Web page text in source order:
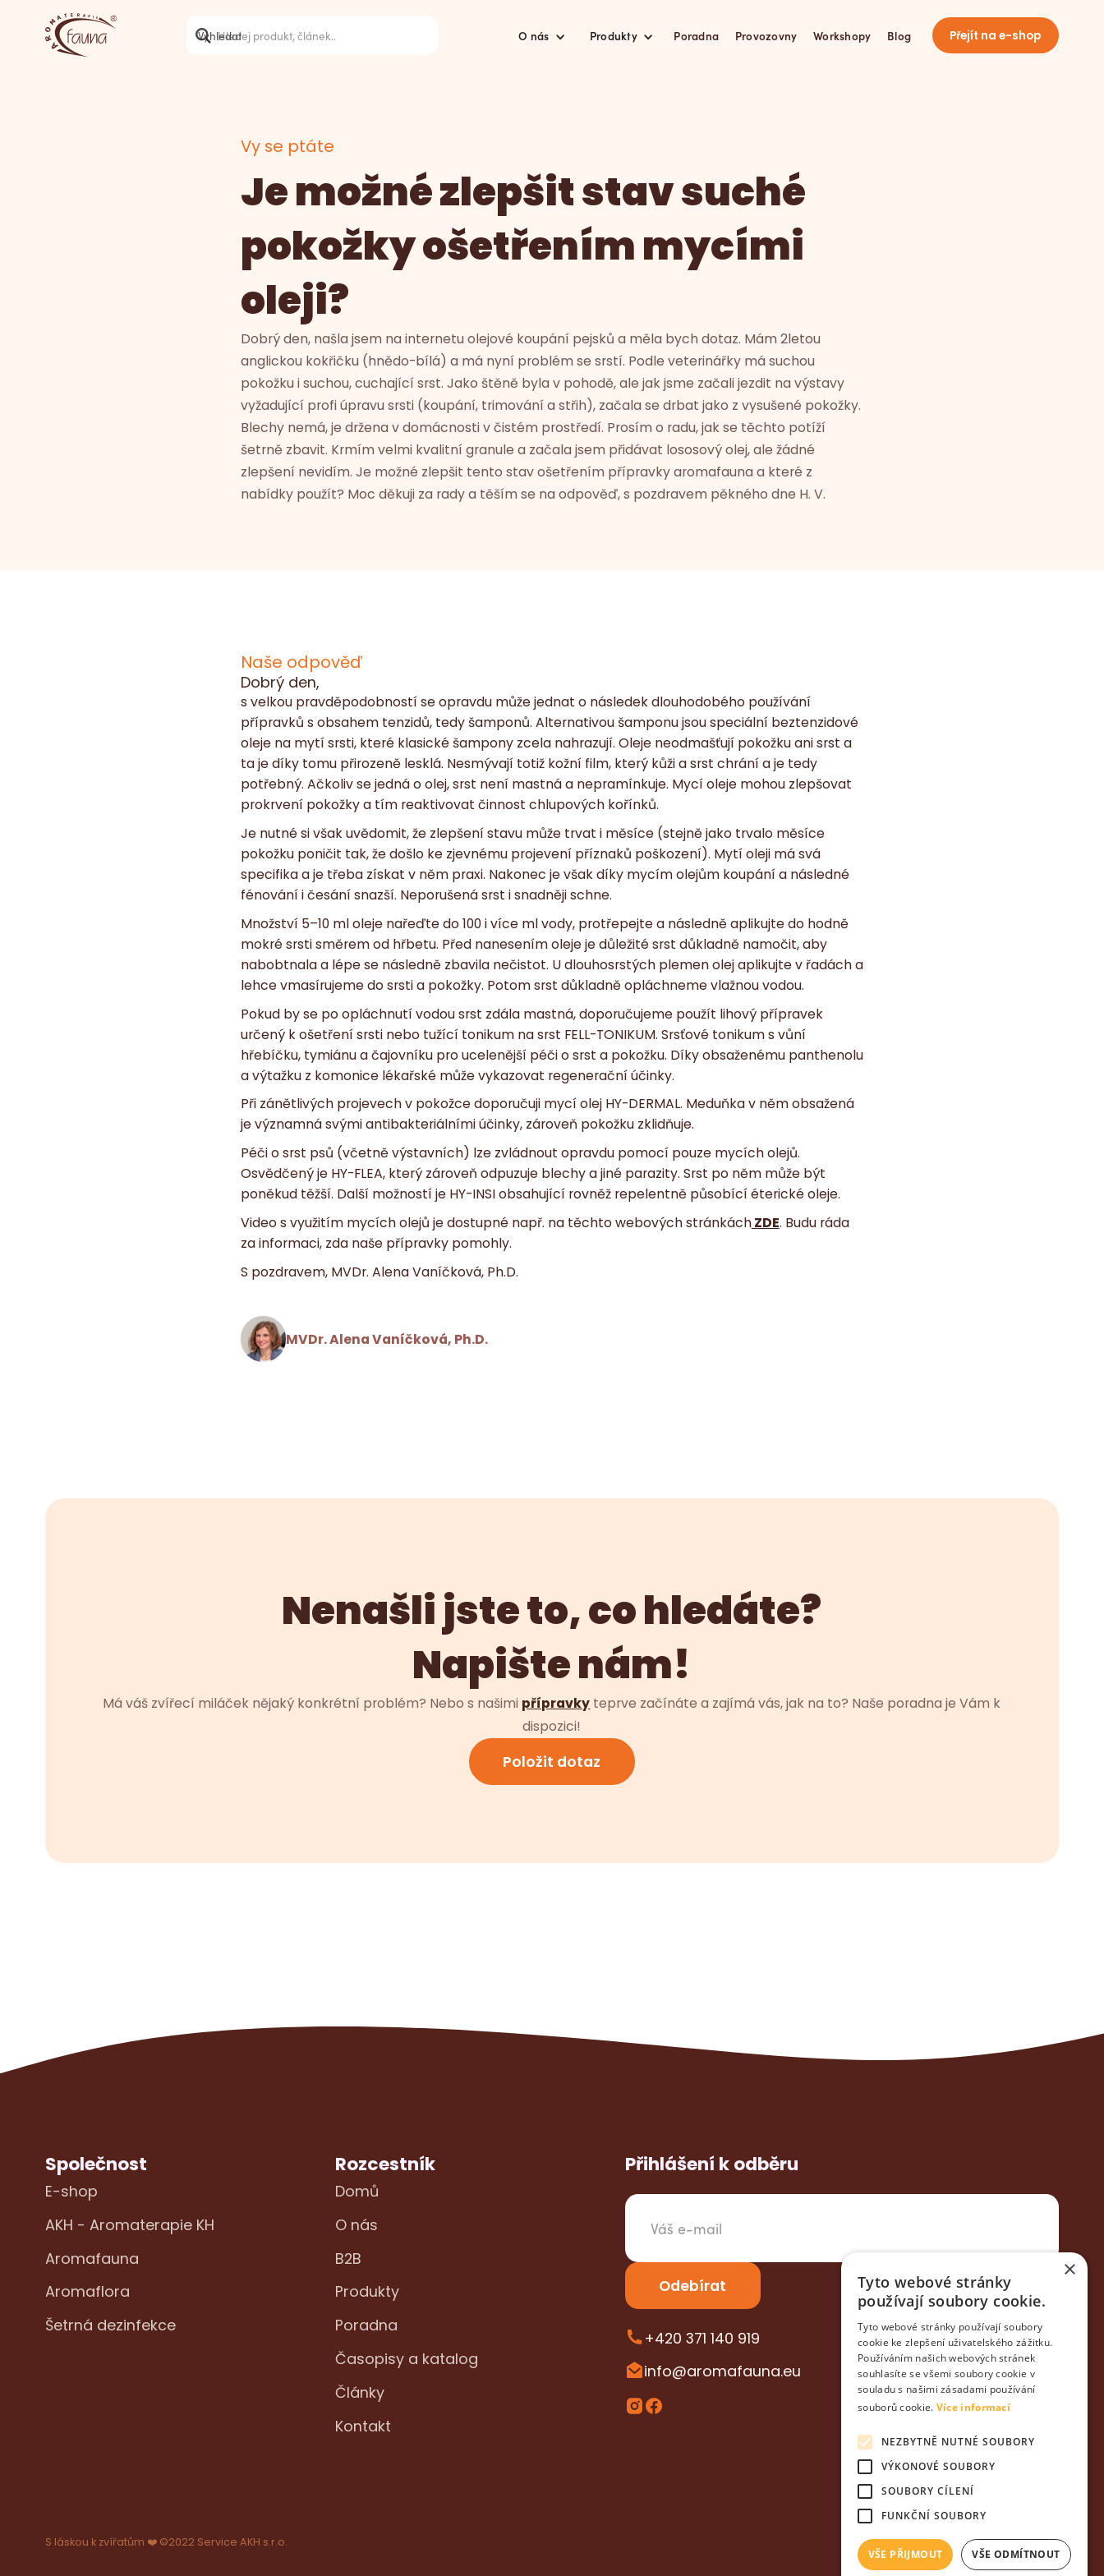
O nás Produkty Poradna Provozovny Workshopy Blog Přejít na e-shop
Vy se ptáte
Je možné zlepšit stav suché
pokožky ošetřením mycími
oleji?
Dobrý den, našla jsem na internetu olejové koupání pejsků a měla bych dotaz. Mám 2letou
anglickou kokřičku (hnědo-bílá) a má nyní problém se srstí. Podle veterinářky má suchou
pokožku i suchou, cuchající srst. Jako štěně byla v pohodě, ale jak jsme začali jezdit na výstavy
vyžadující profi úpravu srsti (koupání, trimování a střih), začala se drbat jako z vysušené pokožky.
Blechy nemá, je držena v domácnosti v čistém prostředí. Prosím o radu, jak se těchto potíží
šetrně zbavit. Krmím velmi kvalitní granule a začala jsem přidávat lososový olej, ale žádné
zlepšení nevidím. Je možné zlepšit tento stav ošetřením přípravky aromafauna a které z
nabídky použít? Moc děkuji za rady a těším se na odpověď, s pozdravem pěkného dne H. V.
Naše odpověď
Dobrý den,
s velkou pravděpodobností se opravdu může jednat o následek dlouhodobého používání
přípravků s obsahem tenzidů, tedy šamponů. Alternativou šamponu jsou speciální beztenzidové
oleje na mytí srsti, které klasické šampony zcela nahrazují. Oleje neodmašťují pokožku ani srst a
ta je díky tomu přirozeně lesklá. Nesmývají totiž kožní film, který kůži a srst chrání a je tedy
potřebný. Ačkoliv se jedná o olej, srst není mastná a nepramínkuje. Mycí oleje mohou zlepšovat
prokrvení pokožky a tím reaktivovat činnost chlupových kořínků.
Je nutné si však uvědomit, že zlepšení stavu může trvat i měsíce (stejně jako trvalo měsíce
pokožku poničit tak, že došlo ke zjevnému projevení příznaků poškození). Mytí oleji má svá
specifika a je třeba získat v něm praxi. Nakonec je však díky mycím olejům koupání a následné
fénování i česání snazší. Neporušená srst i snadněji schne.
Množství 5–10 ml oleje nařeďte do 100 i více ml vody, protřepejte a následně aplikujte do hodně
mokré srsti směrem od hřbetu. Před nanesením oleje je důležité srst důkladně namočit, aby
nabobtnala a lépe se následně zbavila nečistot. U dlouhosrstých plemen olej aplikujte v řadách a
lehce vmasírujeme do srsti a pokožky. Potom srst důkladně opláchneme vlažnou vodou.
Pokud by se po opláchnutí vodou srst zdála mastná, doporučujeme použít lihový přípravek
určený k ošetření srsti nebo tužící tonikum na srst FELL-TONIKUM. Srsťové tonikum s vůní
hřebíčku, tymiánu a čajovníku pro ucelenější péči o srst a pokožku. Díky obsaženému panthenolu
a výtažku z komonice lékařské může vykazovat regenerační účinky.
Při zánětlivých projevech v pokožce doporučuji mycí olej HY-DERMAL. Meduňka v něm obsažená
je významná svými antibakteriálními účinky, zároveň pokožku zklidňuje.
Péči o srst psů (včetně výstavních) lze zvládnout opravdu pomocí pouze mycích olejů.
Osvědčený je HY-FLEA, který zároveň odpuzuje blechy a jiné parazity. Srst po něm může být
poněkud těžší. Další možností je HY-INSI obsahující rovněž repelentně působící éterické oleje.
Video s využitím mycích olejů je dostupné např. na těchto webových stránkáchZDE. Budu ráda
za informaci, zda naše přípravky pomohly.
S pozdravem, MVDr. Alena Vaníčková, Ph.D.
MVDr. Alena Vaníčková, Ph.D.
Nenašli jste to, co hledáte?
Napište nám!
Má váš zvířecí miláček nějaký konkrétní problém? Nebo s našimi přípravky teprve začínáte a zajímá vás, jak na to? Naše poradna je Vám k
dispozici!
Položit dotaz
Společnost
E-shop
AKH - Aromaterapie KH
Aromafauna
Aromaflora
Šetrná dezinfekce
Rozcestník
Domů
O nás
B2B
Produkty
Poradna
Časopisy a katalog
Články
Kontakt
Přihlášení k odběru
+420 371 140 919
info@aromafauna.eu
S láskou k zvířatům ❤️ ©2022 Service AKH s.r.o. VytvořilJan Vodvarka
×
Tyto webové stránky
používají soubory cookie.
Tyto webové stránky používají soubory
cookie ke zlepšení uživatelského zážitku.
Používáním našich webových stránek
souhlasíte se všemi soubory cookie v
souladu s našimi zásadami používání
souborů cookie. Více informací
NEZBYTNĚ NUTNÉ SOUBORY
VÝKONOVÉ SOUBORY
SOUBORY CÍLENÍ
FUNKČNÍ SOUBORY
VŠE PŘIJMOUT VŠE ODMÍTNOUT